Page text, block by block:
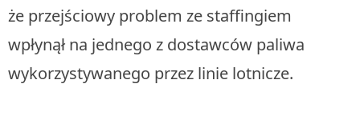
że przejściowy problem ze staffingiem
wpłynął na jednego z dostawców paliwa
wykorzystywanego przez linie lotnicze.